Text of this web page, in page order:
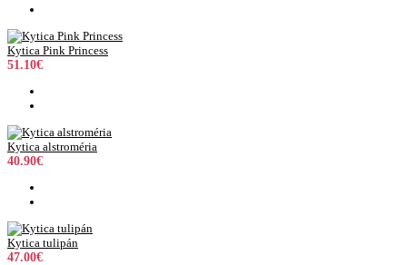
Kytica Pink Princess
51.10€
Kytica alstroméria
40.90€
Kytica tulipán
47.00€